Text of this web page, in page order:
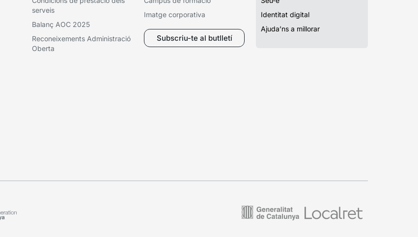
serveis
Balanç AOC 2025
Reconeixements Administració
Oberta
Imatge corporativa
Subscriu-te al butlletí
Identitat digital
Ajuda’ns a millorar